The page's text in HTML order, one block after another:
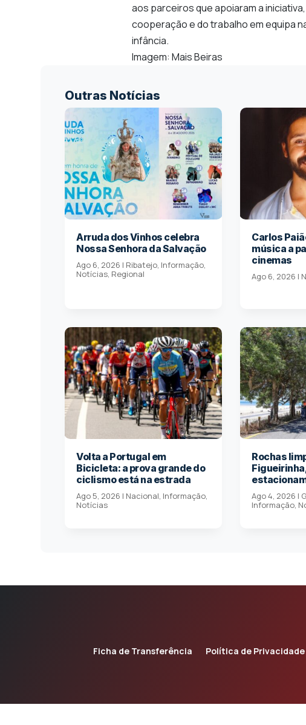
aos parceiros que apoiaram a
cooperação e do trabalho em equipa
infância.
Imagem: Mais Beiras
Outras Notícias
Arruda dos Vinhos celebra
Nossa Senhora da Salvação
Ago 6, 2026 | Ribatejo, Informação,
Notícias, Regional
Carlos
música a
cinemas
Ago 6, 2026 |
Volta a Portugal em
Bicicleta: a prova grande do
ciclismo está na estrada
Ago 5, 2026 | Nacional, Informação,
Notícias
Rochas
Ago 4, 2026 |
Informação,
Ficha de Transferência Política de Privacidade